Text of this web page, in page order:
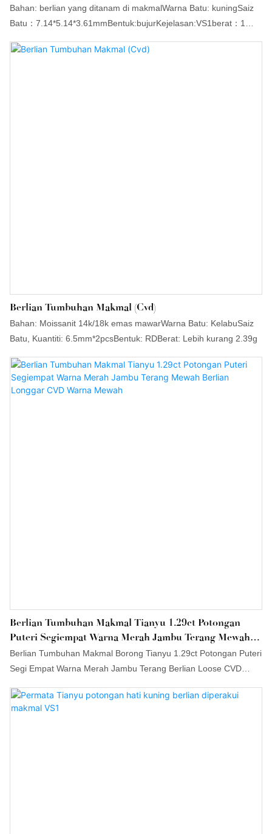
Bahan: berlian yang ditanam di makmalWarna Batu: kuningSaiz
Batu：7.14*5.14*3.61mmBentuk:bujurKejelasan:VS1berat：1
Berlian Tumbuhan Makmal (Cvd)
Bahan: Moissanit 14k/18k emas mawarWarna Batu: KelabuSaiz
Batu, Kuantiti: 6.5mm*2pcsBentuk: RDBerat: Lebih kurang 2.39g
Berlian Tumbuhan Makmal Tianyu 1.29ct Potongan
Puteri Segiempat Warna Merah Jambu Terang Mewah
Berlian Longgar CVD Warna Mewah
Berlian Tumbuhan Makmal Borong Tianyu 1.29ct Potongan Puteri
Segi Empat Warna Merah Jambu Terang Berlian Loose CVD
membuka pasaran baharu, menonjol dalam persekitaran
persaingan yang sengit, dan menjadi peneraju dalam industri.